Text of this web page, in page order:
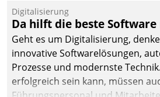
Digitalisierung
Da hilft die beste
Geht es um Digitalisierung,
innovative Softwarelösungen,
Prozesse und modernste
erfolgreich sein kann, müssen